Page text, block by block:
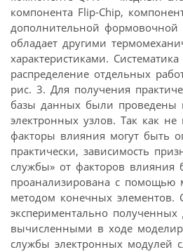
компонента Flip-Chip,
дополнительной формовочной
обладает другими
характеристиками.
распределение отдельных
рис. 3. Для получения
базы данных были проведены
электронных узлов. Так как не
факторы влияния могут быть
практически, зависимость
службы» от факторов влияния
проанализирована с помощью
методом конечных элементов.
экспериментально
вычисленными в ходе
службы электронных модулей